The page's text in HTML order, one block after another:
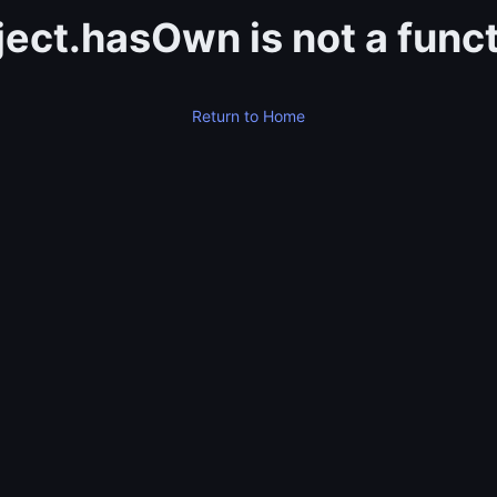
is not a
Return to Home